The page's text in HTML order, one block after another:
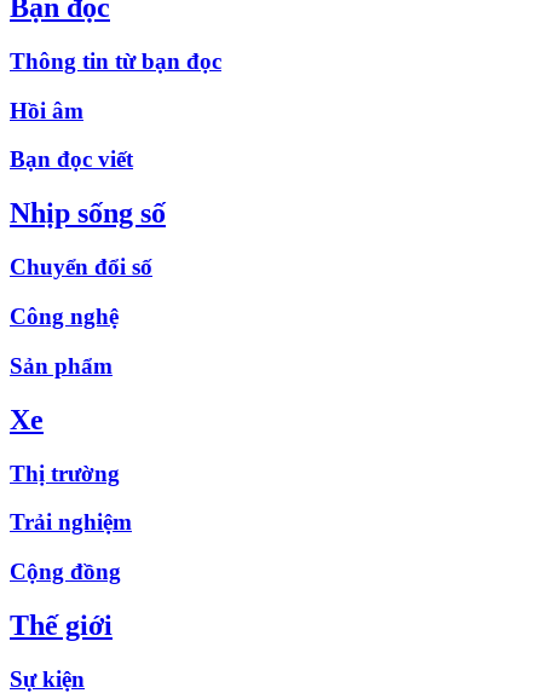
Bạn đọc
Thông tin từ bạn đọc
Hồi âm
Bạn đọc viết
Nhịp sống số
Chuyển đổi số
Công nghệ
Sản phẩm
Xe
Thị trường
Trải nghiệm
Cộng đồng
Thế giới
Sự kiện